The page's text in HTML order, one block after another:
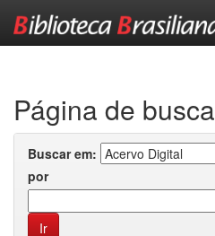
Página de busca
Buscar em:
por